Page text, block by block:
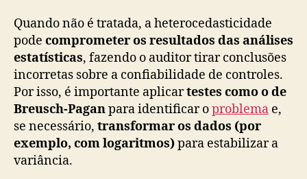
Quando não é tratada, a heterocedasticidade
pode comprometer os resultados das análises
estatísticas, fazendo o auditor tirar conclusões
incorretas sobre a confiabilidade de controles.
Por isso, é importante aplicartestes como o de
Breusch-Paganpara identificar oproblema e,
se necessário, transformar os dados (por
exemplo, com logaritmos)para estabilizar a
variância.